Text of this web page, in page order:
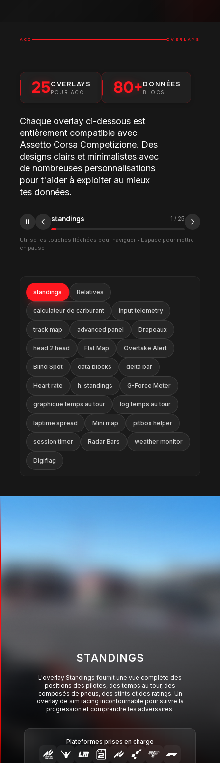
ACC OVERLAYS
25OVERLAYS
POUR ACC 80+DONNÉES
BLOCS
Chaque overlay ci-dessous est
entièrement compatible avec
Assetto Corsa Competizione. Des
designs clairs et minimalistes avec
de nombreuses personnalisations
pour t'aider à exploiter au mieux
tes données.
standings 1 / 25
Utilise les touches fléchées pour naviguer • Espace pour mettre
en pause
standings Relatives
calculateur de carburant input telemetry
track map advanced panel Drapeaux
head 2 head Flat Map Overtake Alert
Blind Spot data blocks delta bar
Heart rate h. standings G-Force Meter
graphique temps au tour log temps au tour
laptime spread Mini map pitbox helper
session timer Radar Bars weather monitor
Digiflag
STANDINGS
L'overlay Standings fournit une vue complète des
positions des pilotes, des temps au tour, des
composés de pneus, des stints et des ratings. Un
overlay de sim racing incontournable pour suivre la
progression et comprendre les adversaires.
Plateformes prises en charge